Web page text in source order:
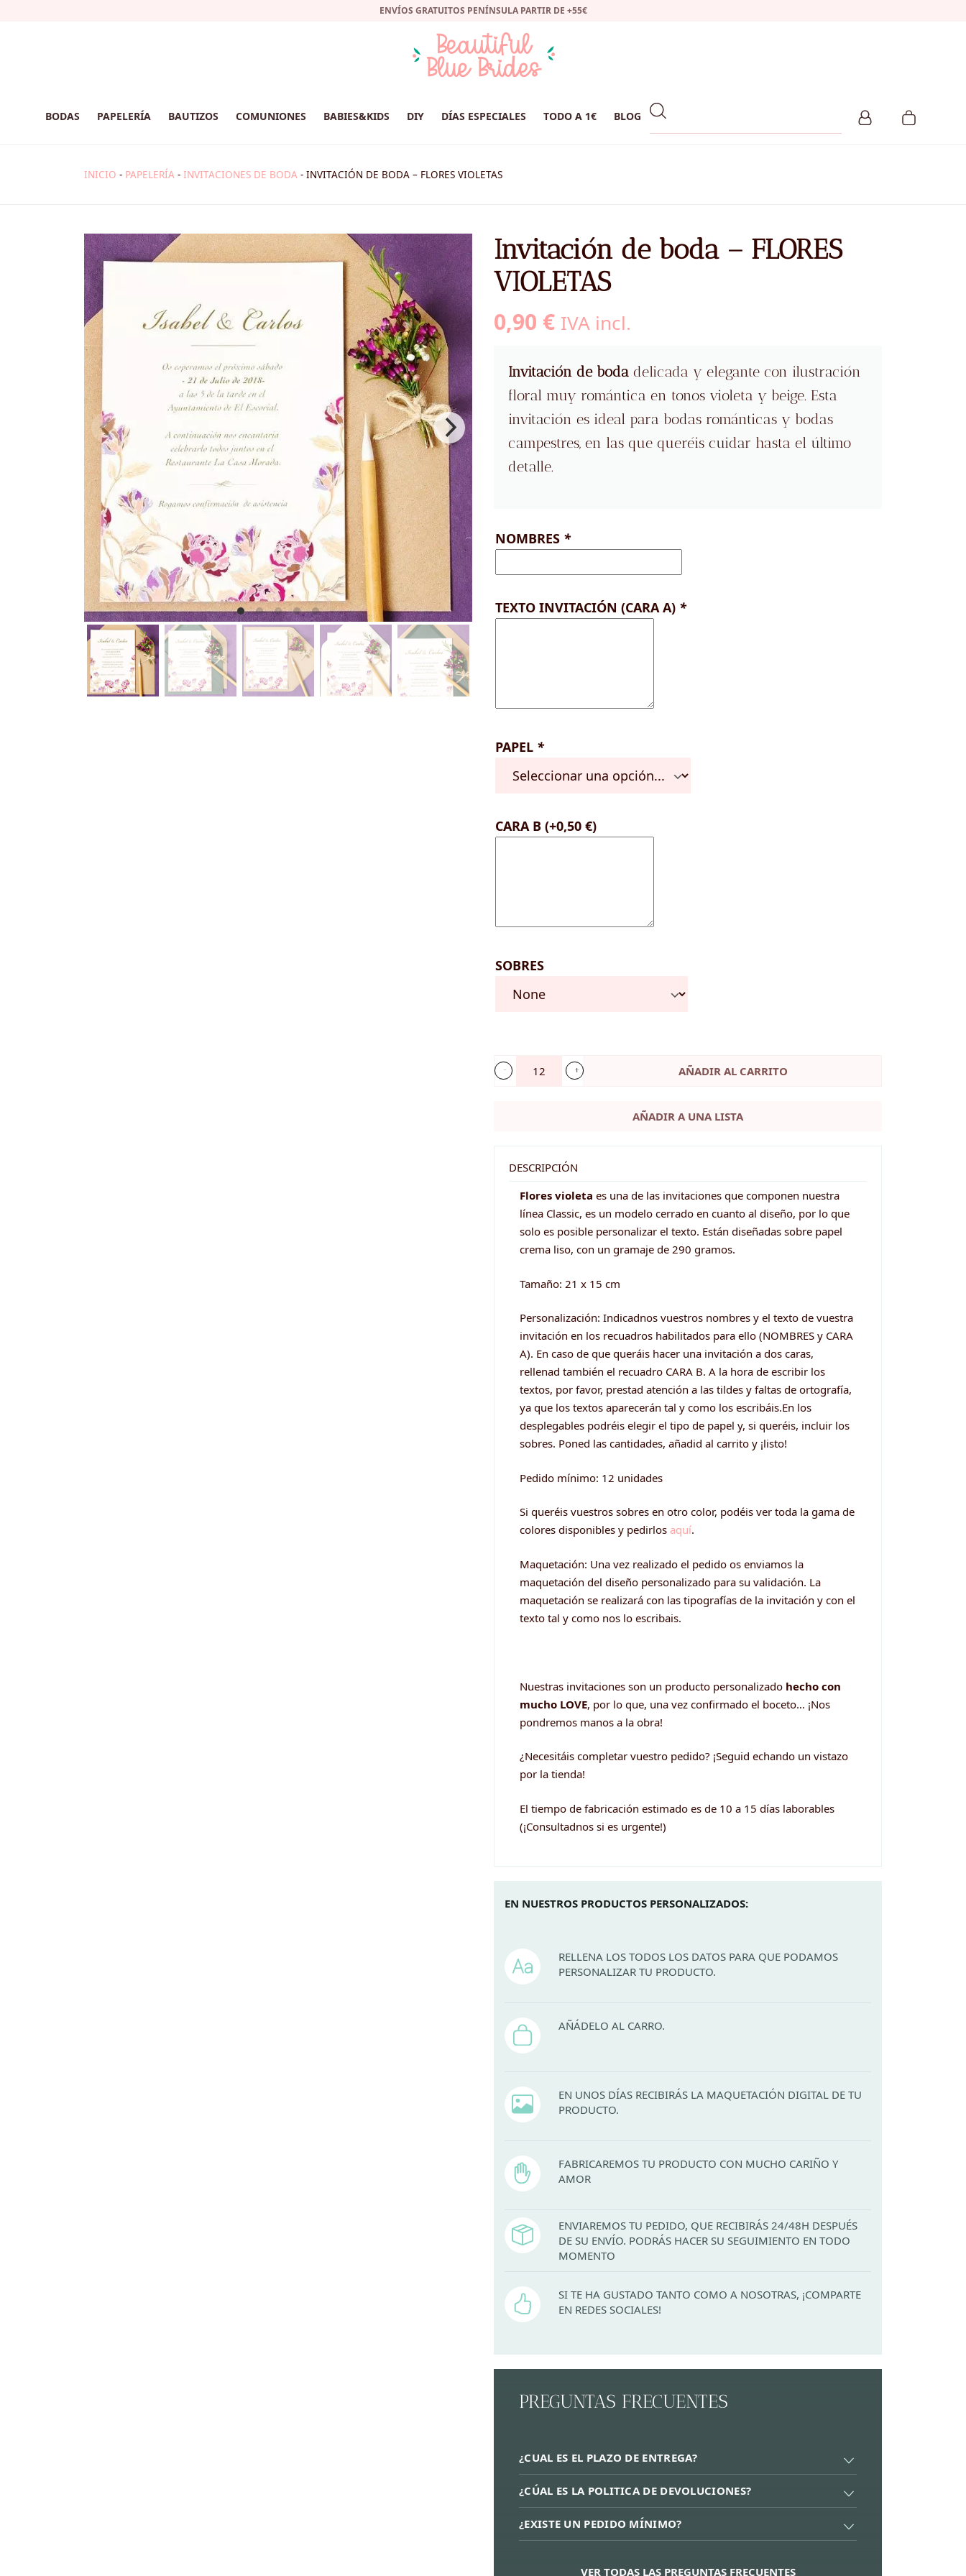
ENVÍOS GRATUITOS PENÍNSULA PARTIR DE +55€
BODAS PAPELERÍA BAUTIZOS COMUNIONES BABIES&KIDS DIY DÍAS ESPECIALES TODO A 1€ BLOG
INICIO - PAPELERÍA - INVITACIONES DE BODA - INVITACIÓN DE BODA – FLORES VIOLETAS
Invitación de boda – FLORES
VIOLETAS
0,90 € IVA incl.
Invitación de boda delicada y elegante con ilustración
floral muy romántica en tonos violeta y beige. Esta
invitación es ideal para bodas románticas y bodas
campestres, en las que queréis cuidar hasta el último
detalle.
NOMBRES *
TEXTO INVITACIÓN (CARA A) *
PAPEL *
CARA B (+0,50 €)
SOBRES
Invitación
-
FLORES
VIOLETAS
cantidad
AÑADIR AL CARRITO
AÑADIR A UNA LISTA
DESCRIPCIÓN
Flores violeta es una de las invitaciones que componen nuestra
línea Classic, es un modelo cerrado en cuanto al diseño, por lo que
solo es posible personalizar el texto. Están diseñadas sobre papel
crema liso, con un gramaje de 290 gramos.
Tamaño: 21 x 15 cm
Personalización: Indicadnos vuestros nombres y el texto de vuestra
invitación en los recuadros habilitados para ello (NOMBRES y CARA
A). En caso de que queráis hacer una invitación a dos caras,
rellenad también el recuadro CARA B. A la hora de escribir los
textos, por favor, prestad atención a las tildes y faltas de ortografía,
ya que los textos aparecerán tal y como los escribáis.En los
desplegables podréis elegir el tipo de papel y, si queréis, incluir los
sobres. Poned las cantidades, añadid al carrito y ¡listo!
Pedido mínimo: 12 unidades
Si queréis vuestros sobres en otro color, podéis ver toda la gama de
colores disponibles y pedirlos aquí.
Maquetación: Una vez realizado el pedido os enviamos la
maquetación del diseño personalizado para su validación. La
maquetación se realizará con las tipografías de la invitación y con el
texto tal y como nos lo escribais.
Nuestras invitaciones son un producto personalizado hecho con
mucho LOVE, por lo que, una vez confirmado el boceto… ¡Nos
pondremos manos a la obra!
¿Necesitáis completar vuestro pedido? ¡Seguid echando un vistazo
por la tienda!
El tiempo de fabricación estimado es de 10 a 15 días laborables
(¡Consultadnos si es urgente!)
EN NUESTROS PRODUCTOS PERSONALIZADOS:
RELLENA LOS TODOS LOS DATOS PARA QUE PODAMOS
PERSONALIZAR TU PRODUCTO.
AÑÁDELO AL CARRO.
EN UNOS DÍAS RECIBIRÁS LA MAQUETACIÓN DIGITAL DE TU
PRODUCTO.
FABRICAREMOS TU PRODUCTO CON MUCHO CARIÑO Y
AMOR
ENVIAREMOS TU PEDIDO, QUE RECIBIRÁS 24/48H DESPUÉS
DE SU ENVÍO. PODRÁS HACER SU SEGUIMIENTO EN TODO
MOMENTO
SI TE HA GUSTADO TANTO COMO A NOSOTRAS, ¡COMPARTE
EN REDES SOCIALES!
PREGUNTAS FRECUENTES
¿CUAL ES EL PLAZO DE ENTREGA?
¿CÚAL ES LA POLITICA DE DEVOLUCIONES?
¿EXISTE UN PEDIDO MÍNIMO?
VER TODAS LAS PREGUNTAS FRECUENTES